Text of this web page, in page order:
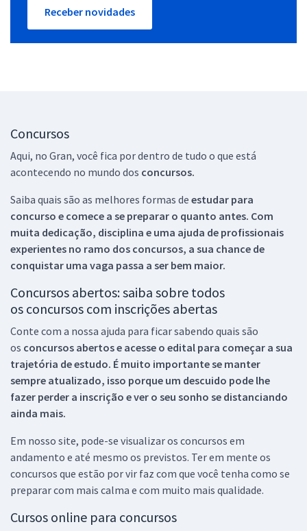
Receber novidades
Concursos
Aqui, no Gran, você fica por dentro de tudo o que está
acontecendo no mundo dos concursos.
Saiba quais são as melhores formas de estudar para
concurso e comece a se preparar o quanto antes. Com
muita dedicação, disciplina e uma ajuda de profissionais
experientes no ramo dos concursos, a sua chance de
conquistar uma vaga passa a ser bem maior.
Concursos abertos: saiba sobre todos
os concursos com inscrições abertas
Conte com a nossa ajuda para ficar sabendo quais são
os concursos abertos e acesse o edital para começar a sua
trajetória de estudo. É muito importante se manter
sempre atualizado, isso porque um descuido pode lhe
fazer perder a inscrição e ver o seu sonho se distanciando
ainda mais.
Em nosso site, pode-se visualizar os concursos em
andamento e até mesmo os previstos. Ter em mente os
concursos que estão por vir faz com que você tenha como se
preparar com mais calma e com muito mais qualidade.
Cursos online para concursos